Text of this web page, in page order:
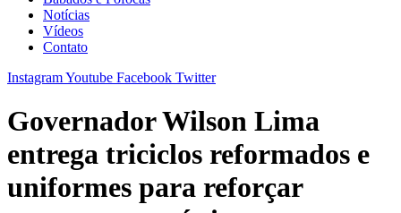
Notícias
Vídeos
Contato
InstagramYoutube Facebook Twitter
Governador Wilson Lima
entrega triciclos reformados e
uniformes para reforçar